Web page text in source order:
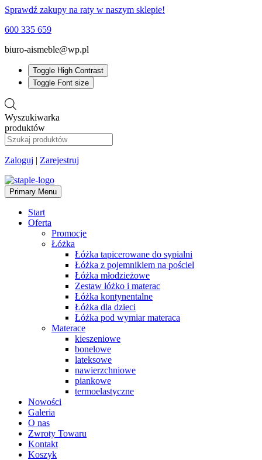
Sprawdź zakupy na raty w naszym sklepie!
600 335 659
biuro-aismeble@wp.pl
Toggle High Contrast
Toggle Font size
Wyszukiwarka
produktów
Zaloguj | Zarejestruj
Primary Menu
Start
Oferta
Promocje
Łóżka
Łóżka tapicerowane do sypialni
Łóżka z pojemnikiem na pościel
Łóżka młodzieżowe
Zestaw łóżko i materac
Łóżka kontynentalne
Łóżka dla dzieci
Łóżka pod wymiar materaca
Materace
kieszeniowe
bonelowe
lateksowe
nawierzchniowe
piankowe
termoelastyczne
Nowości
Galeria
O nas
Zwroty Towaru
Kontakt
Koszyk